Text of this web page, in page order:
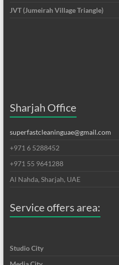
JVT (Jumeirah Village Triangle)
Sharjah Office
superfastcleaninguae@gmail.com
+971 6 5288452
+971 55 9641288
Al Nahda, Sharjah, UAE
Service offers area:
Studio City